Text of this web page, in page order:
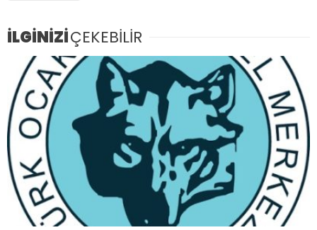
İLGİNİZİÇEKEBİLİR